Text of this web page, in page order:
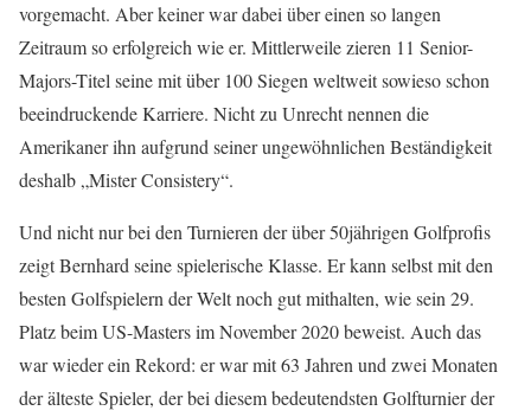
vorgemacht. Aber keiner war dabei über einen so langen
Zeitraum so erfolgreich wie er. Mittlerweile zieren 11 Senior-
Majors-Titel seine mit über 100 Siegen weltweit sowieso schon
beeindruckende Karriere. Nicht zu Unrecht nennen die
Amerikaner ihn aufgrund seiner ungewöhnlichen Beständigkeit
deshalb „Mister Consistery“.
Und nicht nur bei den Turnieren der über 50jährigen Golfprofis
zeigt Bernhard seine spielerische Klasse. Er kann selbst mit den
besten Golfspielern der Welt noch gut mithalten, wie sein 29.
Platz beim US-Masters im November 2020 beweist. Auch das
war wieder ein Rekord: er war mit 63 Jahren und zwei Monaten
der älteste Spieler, der bei diesem bedeutendsten Golfturnier der